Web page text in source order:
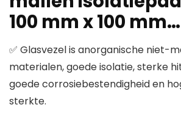
100 mm x 100 mm…
✅ Glasvezel is anorganische niet-
materialen, goede isolatie, sterke
goede corrosiebestendigheid en
sterkte.